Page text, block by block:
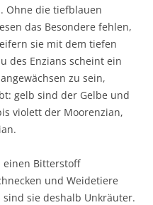
Ohne die tiefblauen
das Besondere fehlen,
sie mit dem tiefen
des Enzians scheint ein
zu sein,
gelb sind der Gelbe und
violett der Moorenzian,
einen Bitterstoff
und Weidetiere
sie deshalb Unkräuter.